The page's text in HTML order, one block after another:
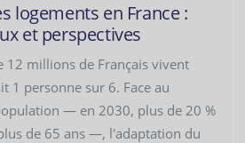
logements en France :
et perspectives
12 millions de Français vivent
1 personne sur 6. Face au
— en 2030, plus de 20 %
de 65 ans —, l'adaptation du